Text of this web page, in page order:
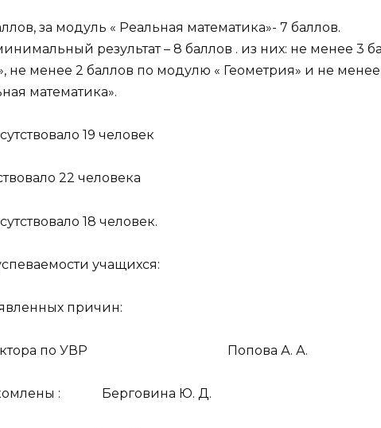
за модуль « Реальная математика»- 7 баллов.
результат – 8 баллов . из них: не менее 3
не менее 2 баллов по модулю « Геометрия» и не менее
математика».
19 человек
22 человека
18 человек.
учащихся:
причин:
директора по УВР Попова А. А.
: Берговина Ю. Д.